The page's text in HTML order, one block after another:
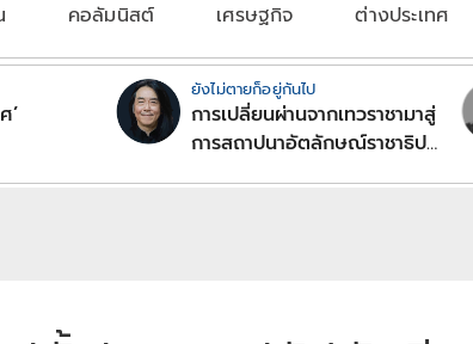
คอลัมนิสต์ เศรษฐกิจ ต่างประเทศ
’
ยังไม่ตายก็อยู่กันไป
การเปลี่ยนผ่านจากเทวราชามาสู่
การสถาปนาอัตลักษณ์ราชาธิป